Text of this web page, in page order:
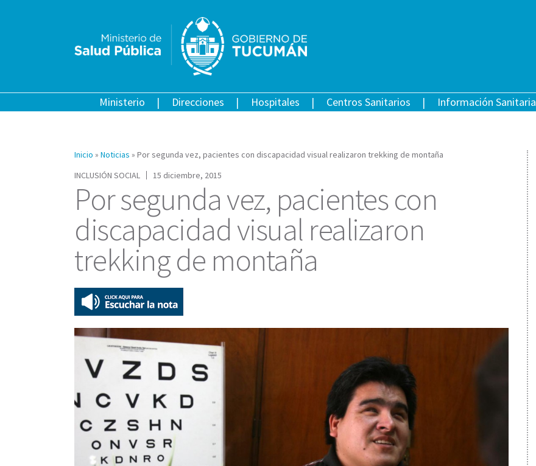
Ministerio Direcciones Hospitales Centros Sanitarios Información Sanitaria
Inicio » Noticias » Por segunda vez, pacientes con discapacidad visual realizaron trekking de montaña
INCLUSIÓN SOCIAL
15 diciembre, 2015
Por segunda vez, pacientes con
discapacidad visual realizaron
trekking de montaña